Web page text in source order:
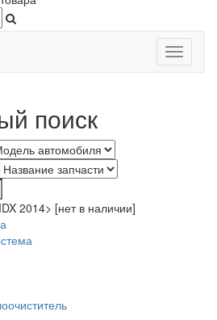
Toggle
поиск
2014> [нет в наличии]